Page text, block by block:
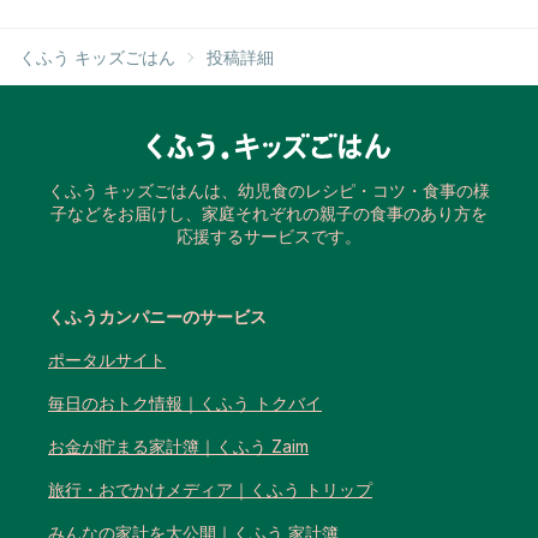
くふう キッズごはん 投稿詳細
くふう キッズごはんは、幼児食のレシピ・コツ・食事の様
子などをお届けし、家庭それぞれの親子の食事のあり方を
応援するサービスです。
くふうカンパニーのサービス
ポータルサイト
毎日のおトク情報｜くふう トクバイ
お金が貯まる家計簿｜くふう Zaim
旅行・おでかけメディア｜くふう トリップ
みんなの家計を大公開｜くふう 家計簿